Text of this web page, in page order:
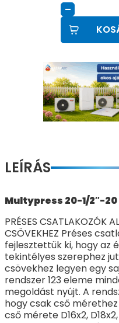
–
LEÍRÁS
Multypress 20-1/2″-20
PRÉSES CSATLAKOZÓK
CSÖVEKHEZ Préses
fejlesztettük ki, hogy az
tekintélyes szerephez
csövekhez legyen egy
rendszer 123 eleme
megoldást nyújt. A
hogy csak cső
cső mérete D16x2,